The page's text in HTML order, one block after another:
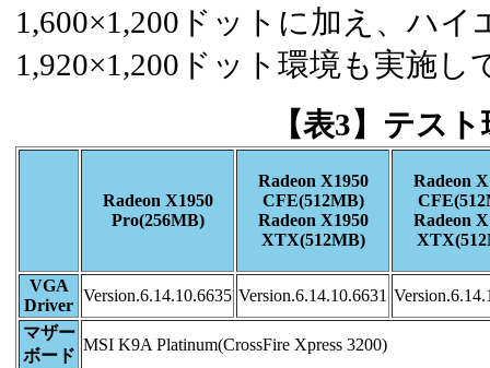
1,600×1,200ドットに加え、ハ
1,920×1,200ドット環境も実施し
【表3】テス
Radeon X1950
Pro(256MB)
Radeon X1950
CFE(512MB)
Radeon X1950
XTX(512MB)
Radeon
Radeon
VGA
Driver
Version.6.14.10.6635 Version.6.14.10.6631
マザー
ボード
MSI K9A Platinum(CrossFire Xpress 3200)